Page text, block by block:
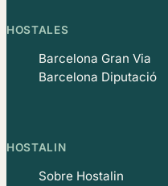
HOSTALES
Barcelona Gran Via
Barcelona Diputació
HOSTALIN
Sobre Hostalin